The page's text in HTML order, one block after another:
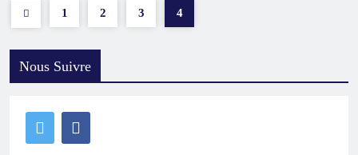
1 2 3 4
Nous Suivre